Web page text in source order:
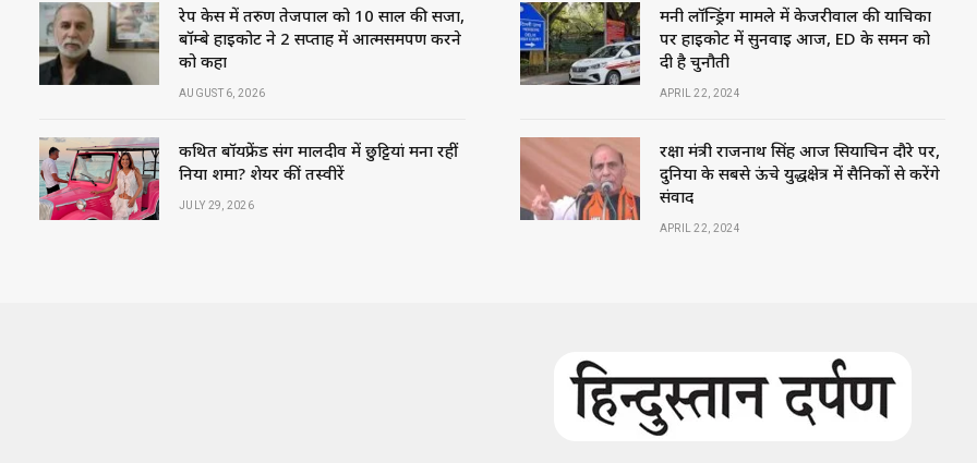
रेप केस में तरुण तेजपाल को 10 साल की सजा,
बॉम्बे हाईकोर्ट ने 2 सप्ताह में आत्मसमर्पण करने
को कहा
AUGUST 6, 2026
कथित बॉयफ्रेंड संग मालदीव में छुट्टियां मना रहीं
निया शर्मा? शेयर कीं तस्वीरें
JULY 29, 2026
मनी लॉन्ड्रिंग मामले में केजरीवाल की याचिका
पर हाईकोर्ट में सुनवाई आज, ED के समन को
दी है चुनौती
APRIL 22, 2024
रक्षा मंत्री राजनाथ सिंह आज सियाचिन दौरे पर,
दुनिया के सबसे ऊंचे युद्धक्षेत्र में सैनिकों से करेंगे
संवाद
APRIL 22, 2024